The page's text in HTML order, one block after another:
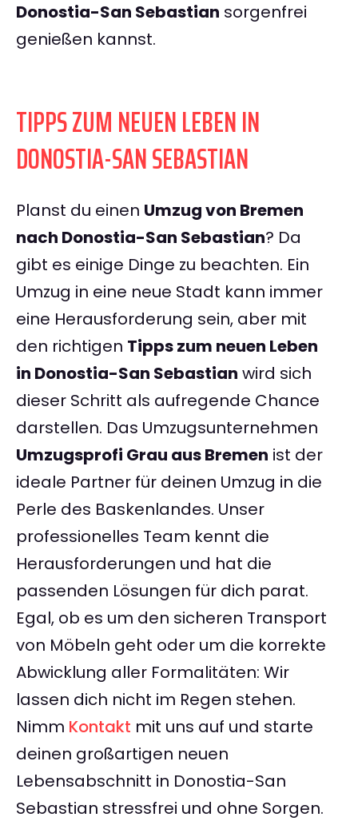
Donostia-San Sebastian sorgenfrei
genießen kannst.
TIPPS ZUM NEUEN LEBEN IN
DONOSTIA-SAN SEBASTIAN
Planst du einen Umzug von Bremen
nach Donostia-San Sebastian? Da
gibt es einige Dinge zu beachten. Ein
Umzug in eine neue Stadt kann immer
eine Herausforderung sein, aber mit
den richtigen Tipps zum neuen Leben
in Donostia-San Sebastian wird sich
dieser Schritt als aufregende Chance
darstellen. Das Umzugsunternehmen
Umzugsprofi Grau aus Bremen ist der
ideale Partner für deinen Umzug in die
Perle des Baskenlandes. Unser
professionelles Team kennt die
Herausforderungen und hat die
passenden Lösungen für dich parat.
Egal, ob es um den sicheren Transport
von Möbeln geht oder um die korrekte
Abwicklung aller Formalitäten: Wir
lassen dich nicht im Regen stehen.
Nimm Kontakt mit uns auf und starte
deinen großartigen neuen
Lebensabschnitt in Donostia-San
Sebastian stressfrei und ohne Sorgen.